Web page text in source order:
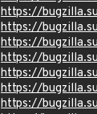
https://
https://
https://
https://
https://
https://
https://